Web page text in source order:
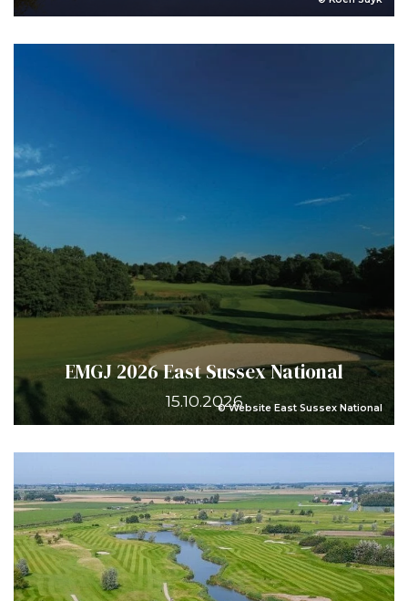
© Website East Sussex National
EMGJ 2026 East Sussex National
15.10.2026